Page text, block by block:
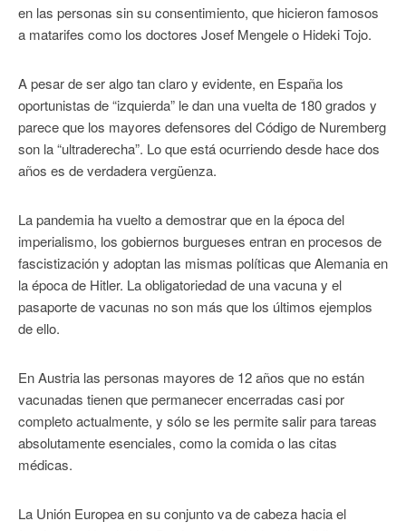
en las personas sin su consentimiento, que hicieron famosos
a matarifes como los doctores Josef Mengele o Hideki Tojo.
A pesar de ser algo tan claro y evidente, en España los
oportunistas de “izquierda” le dan una vuelta de 180 grados y
parece que los mayores defensores del Código de Nuremberg
son la “ultraderecha”. Lo que está ocurriendo desde hace dos
años es de verdadera vergüenza.
La pandemia ha vuelto a demostrar que en la época del
imperialismo, los gobiernos burgueses entran en procesos de
fascistización y adoptan las mismas políticas que Alemania en
la época de Hitler. La obligatoriedad de una vacuna y el
pasaporte de vacunas no son más que los últimos ejemplos
de ello.
En Austria las personas mayores de 12 años que no están
vacunadas tienen que permanecer encerradas casi por
completo actualmente, y sólo se les permite salir para tareas
absolutamente esenciales, como la comida o las citas
médicas.
La Unión Europea en su conjunto va de cabeza hacia el